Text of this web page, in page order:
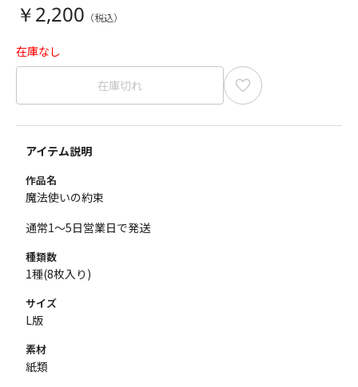
￥2,200
在庫なし
在庫切れ
アイテム説明
作品名
魔法使いの約束
通常1～5日営業日で発送
種類数
1種(8枚入り)
サイズ
L版
素材
紙類